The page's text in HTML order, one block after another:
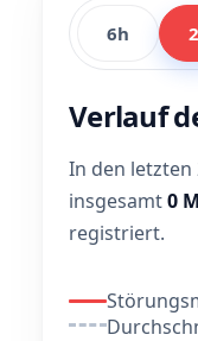
6h
Verlauf
In den letzten
insgesamt0
registriert.